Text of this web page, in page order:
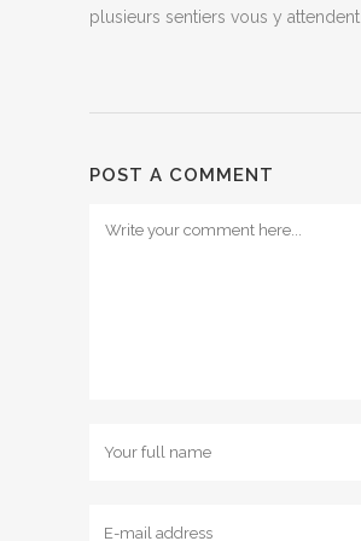
plusieurs sentiers vous y attendent.
POST A COMMENT